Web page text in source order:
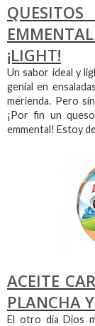
¡LIGHT!
Un sabor ideal y
genial en
merienda. Pero
¡Por fin un
emmental! Estoy
ACEITE
PLANCHA
El otro día Dios